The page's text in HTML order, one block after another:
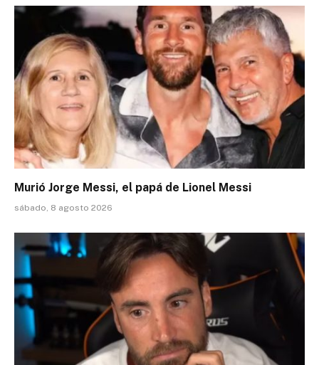
Murió Jorge Messi, el papá de Lionel Messi
sábado, 8 agosto 2026